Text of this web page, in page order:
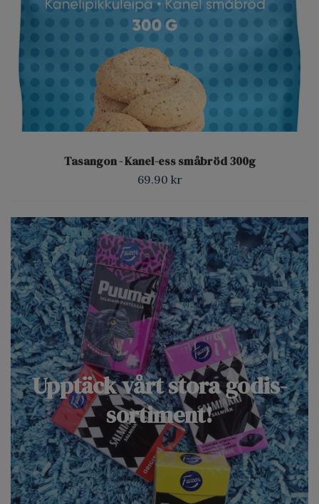
Upptäck vårt stora godis-
sortiment!
Tasangon - Kanel-ess småbröd 300g
69.90 kr